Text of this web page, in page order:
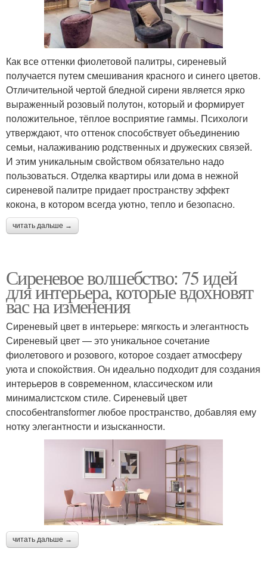
Как все оттенки фиолетовой палитры, сиреневый
получается путем смешивания красного и синего цветов.
Отличительной чертой бледной сирени является ярко
выраженный розовый полутон, который и формирует
положительное, тёплое восприятие гаммы. Психологи
утверждают, что оттенок способствует объединению
семьи, налаживанию родственных и дружеских связей.
И этим уникальным свойством обязательно надо
пользоваться. Отделка квартиры или дома в нежной
сиреневой палитре придает пространству эффект
кокона, в котором всегда уютно, тепло и безопасно.
читать дальше →
Сиреневое волшебство: 75 идей
для интерьера, которые вдохновят
вас на изменения
Сиреневый цвет в интерьере: мягкость и элегантность
Сиреневый цвет — это уникальное сочетание
фиолетового и розового, которое создает атмосферу
уюта и спокойствия. Он идеально подходит для создания
интерьеров в современном, классическом или
минималистском стиле. Сиреневый цвет
способенtransformer любое пространство, добавляя ему
нотку элегантности и изысканности.
читать дальше →